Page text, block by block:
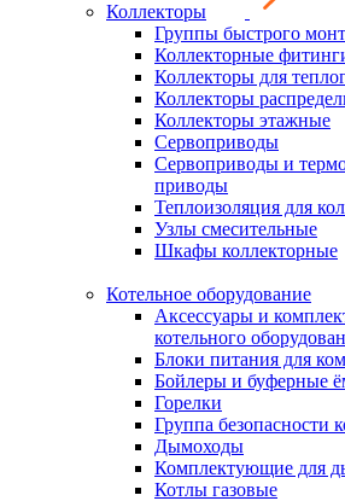
Коллекторы
Группы быстрого
Коллекторные
Коллекторы для
Коллекторы
Коллекторы этажные
Сервоприводы
Сервоприводы и
приводы
Теплоизоляция для
Узлы смесительные
Шкафы коллекторные
Котельное оборудование
Аксессуары и
котельного
Блоки питания для
Бойлеры и буферные
Горелки
Группа безопасности
Дымоходы
Комплектующие для
Котлы газовые